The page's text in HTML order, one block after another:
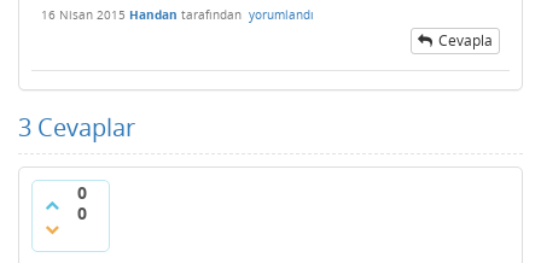
16 Nisan 2015 Handan tarafından yorumlandı
Cevapla
3 Cevaplar
0
0